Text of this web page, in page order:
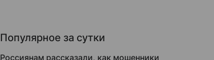
Популярное за сутки
Россиянам рассказали, как мошенники